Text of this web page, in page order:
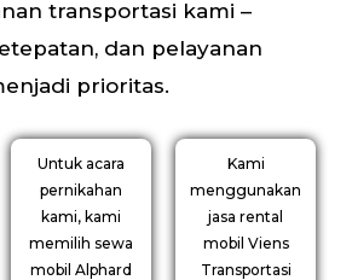
transportasi kami –
dan pelayanan
prioritas.
Untuk acara
pernikahan
kami, kami
memilih sewa
mobil Alphard
Kami
menggunakan
jasa rental
mobil Viens
Transportasi